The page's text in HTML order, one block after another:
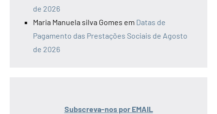
de 2026
Maria Manuela silva Gomes em Datas de
Pagamento das Prestações Sociais de Agosto
de 2026
Subscreva-nos por EMAIL